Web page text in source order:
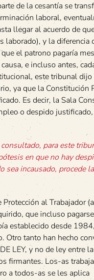
de la cesantía se
laboral,
llegar al acuerdo de
laborado), y la diferencia
el patrono pagaría
e incluso antes,
este tribunal
ya que la Constitución
Es decir, la Sala
o despido
para este
en que no hay
sea incausado, procede la
al Trabajador
que incluso
establecido desde
Otro tanto han hecho
LEY, y no de ley entre
firmantes. Los-as
a todos-as se les aplica